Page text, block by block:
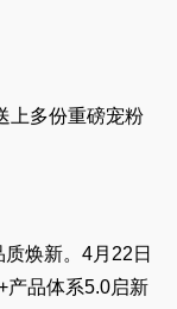
多份重磅宠粉
焕新。4月22日
产品体系5.0启新